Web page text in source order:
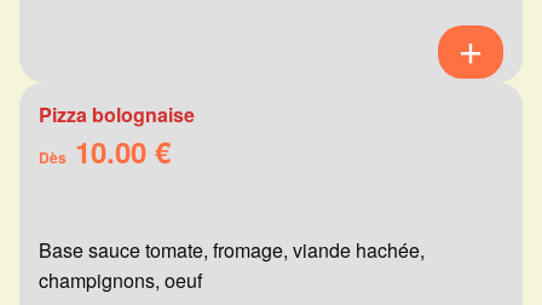
Pizza bolognaise
Dès 10.00 €
Base sauce tomate, fromage, viande hachée,
champignons, oeuf